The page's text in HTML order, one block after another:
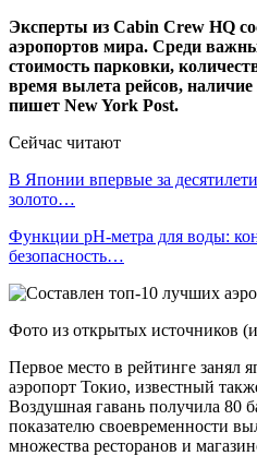
Эксперты из Cabin Crew HQ
аэропортов мира. Среди
стоимость парковки,
время вылета рейсов, наличие
пишет New York Post.
Сейчас читают
В Японии впервые за
золото…
Функции pH-метра для воды:
безопасность…
Фото из открытых источников
Первое место в рейтинге занял
аэропорт Токио, известный
Воздушная гавань получила 80
показателю своевременности
множества ресторанов и